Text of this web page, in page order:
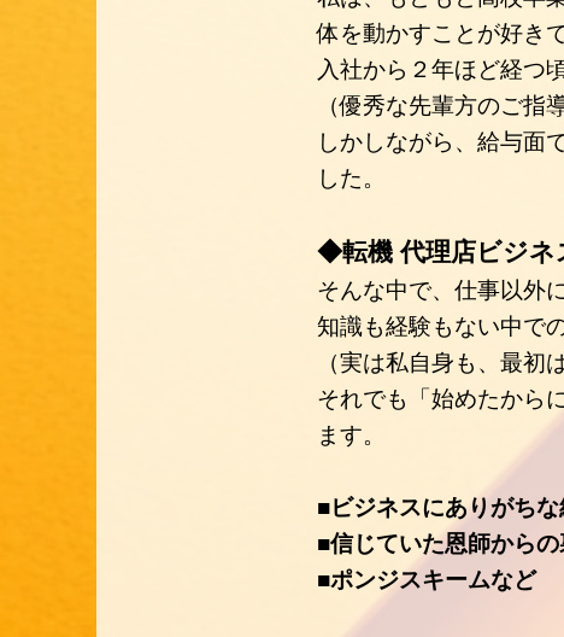
体を動かすことが好き
入社から２年ほど経つ
（優秀な先輩方のご指
しかしながら、給与面
した。
◆転機 代理店ビジネ
そんな中で、仕事以外
知識も経験もない中で
（実は私自身も、最初
それでも「始めたから
ます。
■ビジネスにありがち
■信じていた恩師からの
■ポンジスキームなど